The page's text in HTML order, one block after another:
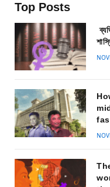
Top Posts